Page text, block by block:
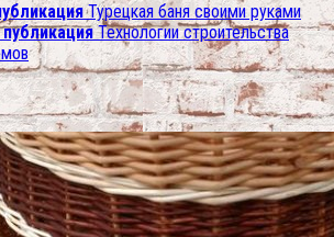
Турецкая баня своими руками
Технологии строительства